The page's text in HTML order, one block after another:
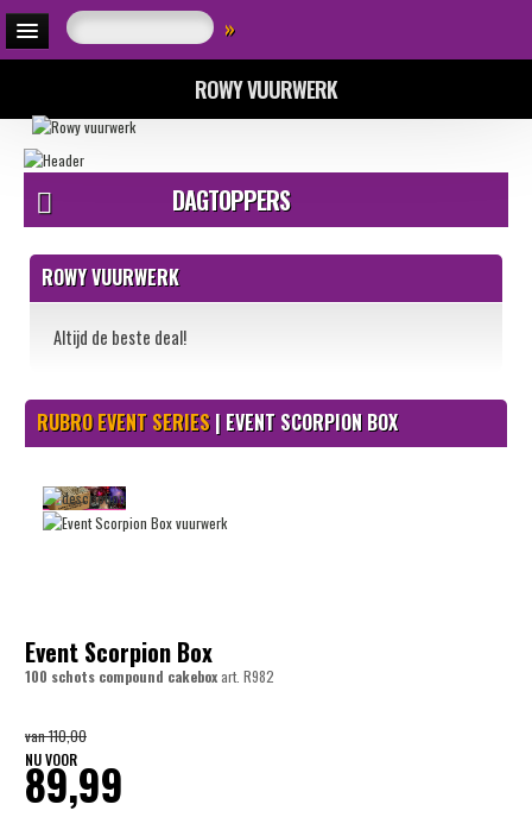
»
ROWY VUURWERK
DAGTOPPERS
ROWY VUURWERK
Altijd de beste deal!
RUBRO EVENT SERIES | EVENT SCORPION BOX
Event Scorpion Box
100 schots compound cakeboxart. R982
van110,00
NU VOOR
89,99